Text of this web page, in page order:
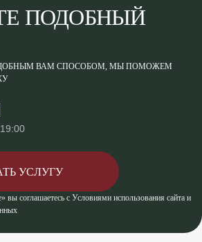
ПОДОБНЫЙ
ВАМ СПОСОБОМ, МЫ ПОМОЖЕМ
соглашаетесь с Условиями использования сайта и
УСЛУГУ